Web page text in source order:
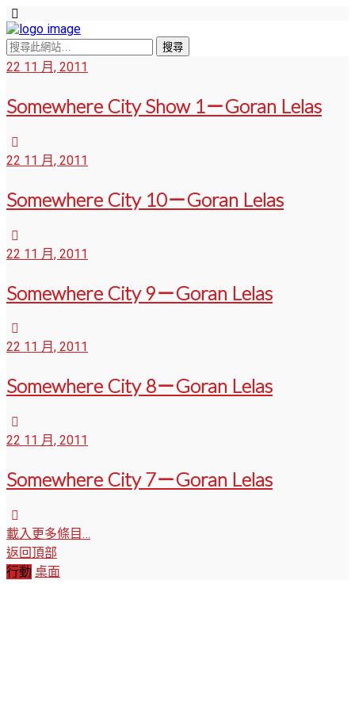
22 11 月, 2011
Somewhere City Show 1－Goran Lelas
22 11 月, 2011
Somewhere City 10－Goran Lelas
22 11 月, 2011
Somewhere City 9－Goran Lelas
22 11 月, 2011
Somewhere City 8－Goran Lelas
22 11 月, 2011
Somewhere City 7－Goran Lelas
載入更多條目…
返回頂部
行動 桌面